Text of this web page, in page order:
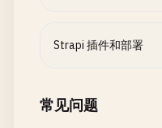
Strapi 插件和部署
常见问题